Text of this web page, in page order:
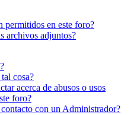
permitidos en este foro?
archivos adjuntos?
cosa?
acerca de abusos o usos
foro?
con un Administrador?